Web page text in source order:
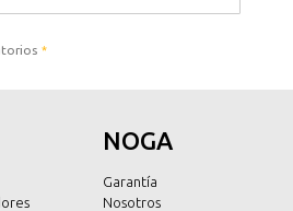
*
NOGA
Garantía
Nosotros